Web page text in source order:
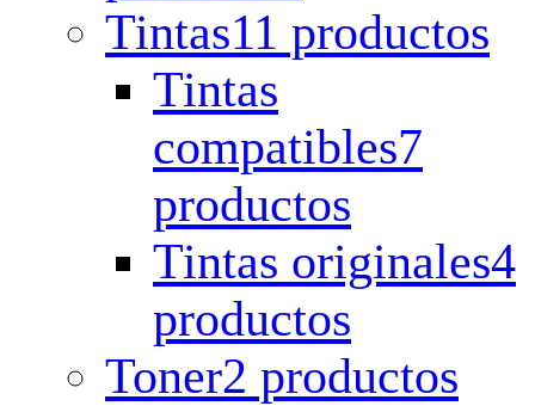
Tintas11 productos
Tintas
compatibles7
productos
Tintas originales4
productos
Toner2 productos